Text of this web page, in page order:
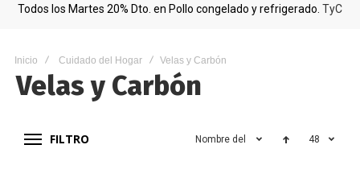
Todos los Martes 20% Dto. en Pollo congelado y refrigerado. TyC
Inicio Cuidado del Hogar Velas y Carbón
Velas y Carbón
FILTRO Nombre del producto 48